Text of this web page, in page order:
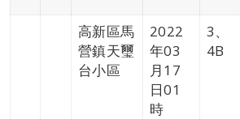
高新區馬
營鎮天璽
台小區
2022
年03
月17
日01
時
3、
4B